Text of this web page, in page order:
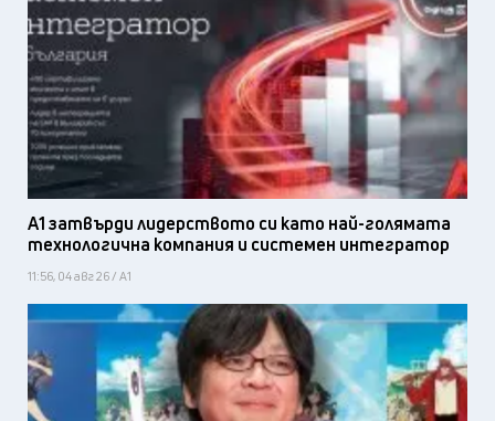
А1 затвърди лидерството си като най-голямата
технологична компания и системен интегратор
11:56, 04 авг 26 / А1